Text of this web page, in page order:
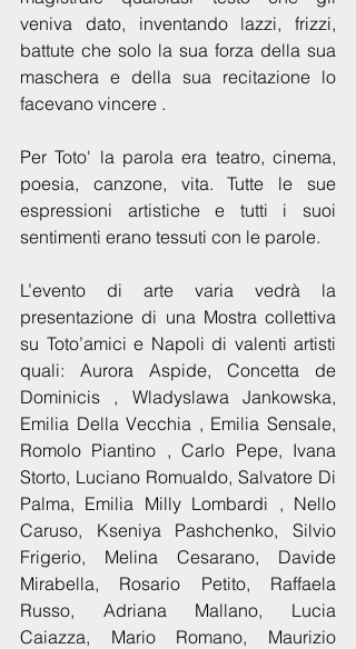
veniva dato, inventando lazzi, frizzi,
battute che solo la sua forza della sua
maschera e della sua recitazione lo
facevano vincere .
Per Toto' la parola era teatro, cinema,
poesia, canzone, vita. Tutte le sue
espressioni artistiche e tutti i suoi
sentimenti erano tessuti con le parole.
L’evento di arte varia vedrà la
presentazione di una Mostra collettiva
su Toto’amici e Napoli di valenti artisti
quali: Aurora Aspide, Concetta de
Dominicis , Wladyslawa Jankowska,
Emilia Della Vecchia , Emilia Sensale,
Romolo Piantino , Carlo Pepe, Ivana
Storto, Luciano Romualdo, Salvatore Di
Palma, Emilia Milly Lombardi , Nello
Caruso, Kseniya Pashchenko, Silvio
Frigerio, Melina Cesarano, Davide
Mirabella, Rosario Petito, Raffaela
Russo, Adriana Mallano, Lucia
Caiazza, Mario Romano, Maurizio